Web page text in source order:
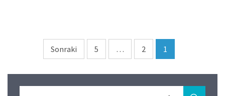
1
2
…
5
Sonraki